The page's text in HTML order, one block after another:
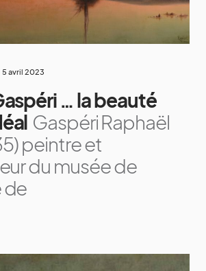
5 avril 2023
… la beauté
Gaspéri Raphaël
peintre et
du musée de
de